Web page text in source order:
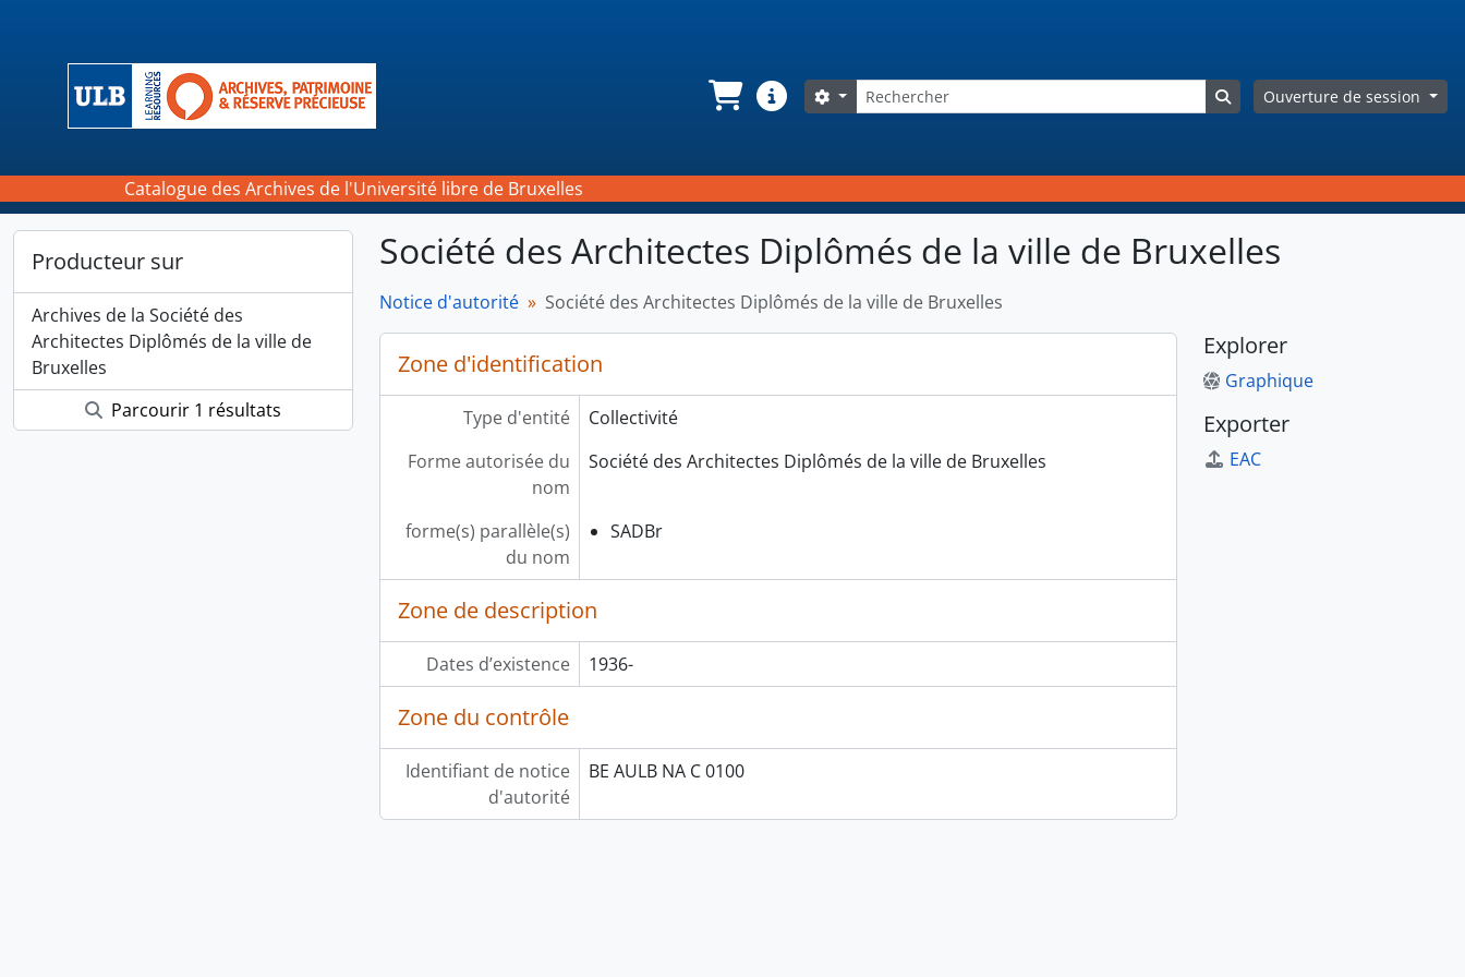
Panier Liens rapidesRechercher
Search options Search in browse page
Ouverture de session
Catalogue des Archives de l'Université libre de Bruxelles
Producteur sur
Archives de la Société des
Architectes Diplômés de la ville de
Bruxelles
Parcourir 1 résultats
Société des Architectes Diplômés de la ville de Bruxelles
Notice d'autorité Société des Architectes Diplômés de la ville de Bruxelles
Zone d'identification
Type d'entité
Collectivité
Forme autorisée du
nom
Société des Architectes Diplômés de la ville de Bruxelles
forme(s) parallèle(s)
du nom
SADBr
Zone de description
Dates d’existence 1936-
Zone du contrôle
Identifiant de notice
d'autorité
BE AULB NA C 0100
Explorer
Graphique
Exporter
EAC